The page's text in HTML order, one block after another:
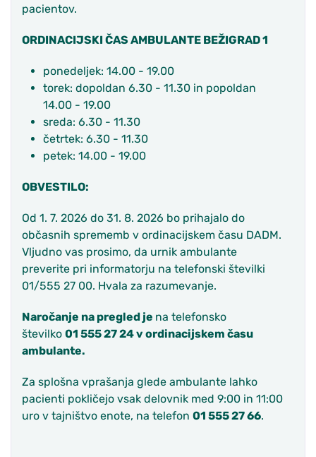
pacientov.
ORDINACIJSKI ČAS AMBULANTE BEŽIGRAD 1
ponedeljek: 14.00 - 19.00
torek: dopoldan 6.30 - 11.30 in popoldan
14.00 - 19.00
sreda: 6.30 - 11.30
četrtek: 6.30 - 11.30
petek: 14.00 - 19.00
OBVESTILO:
Od 1. 7. 2026 do 31. 8. 2026 bo prihajalo do
občasnih sprememb v ordinacijskem času DADM.
Vljudno vas prosimo, da urnik ambulante
preverite pri informatorju na telefonski številki
01/555 27 00. Hvala za razumevanje.
Naročanje na pregled je na telefonsko
številko 01 555 27 24v ordinacijskem času
ambulante.
Za splošna vprašanja glede ambulante lahko
pacienti pokličejo vsak delovnik med 9:00 in 11:00
uro v tajništvo enote, na telefon 01 555 27 66.